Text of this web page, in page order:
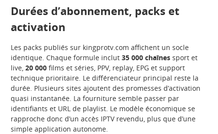
Durées d’abonnement, packs et
activation
Les packs publiés sur kingprotv.com affichent un socle
identique. Chaque formule inclut35 000 chaînes sport et
live,20 000 films et séries, PPV, replay, EPG et support
technique prioritaire. Le différenciateur principal reste la
durée. Plusieurs sites ajoutent des promesses d’activation
quasi instantanée. La fourniture semble passer par
identifiants et URL de playlist. Le modèle économique se
rapproche donc d’un accès IPTV revendu, plus que d’une
simple application autonome.